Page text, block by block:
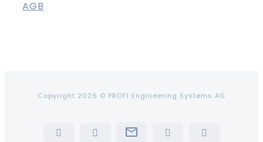
AGB
Copyright 2026 © PROFI Engineering Systems AG
LinkedInYouTubeNewsletterInstagramTiktok